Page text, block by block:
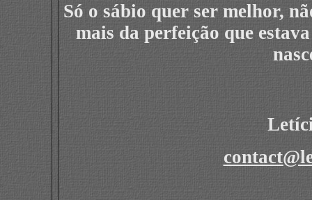
Só o sábio quer ser melhor,
mais da perfeição que